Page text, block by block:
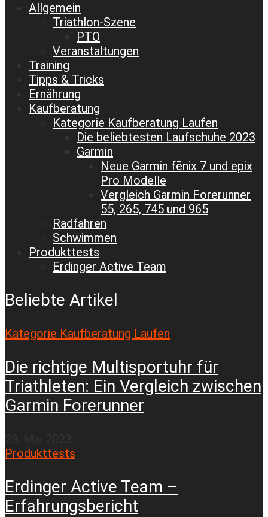
Allgemein
Triathlon-Szene
PTO
Veranstaltungen
Training
Tipps & Tricks
Ernährung
Kaufberatung
Kategorie Kaufberatung Laufen
Die beliebtesten Laufschuhe 2023
Garmin
Neue Garmin fēnix 7 und epix
Pro Modelle
Vergleich Garmin Forerunner
55, 265, 745 und 965
Radfahren
Schwimmen
Produkttests
Erdinger Active Team
Beliebte Artikel
Kategorie Kaufberatung Laufen
Die richtige Multisportuhr für
Triathleten: Ein Vergleich zwischen
Garmin Forerunner
Produkttests
Erdinger Active Team –
Erfahrungsbericht